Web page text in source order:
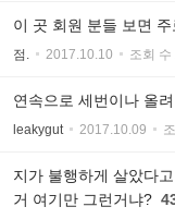
이 곳 회원 분들 보면
점. 2017.10.10 조회
연속으로 세번이나 올
leakygut 2017.10.09
지가 불행하게 살았다
거 여기만 그런거냐?